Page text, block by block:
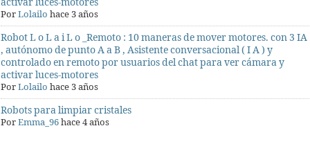
activar luces-motores
PorLolailo hace 3 años
Robot L o L a i L o _Remoto : 10 maneras de mover motores. con 3 IA
, autónomo de punto A a B , Asistente conversacional ( I A ) y
controlado en remoto por usuarios del chat para ver cámara y
activar luces-motores
PorLolailo hace 3 años
Robots para limpiar cristales
PorEmma_96hace 4 años